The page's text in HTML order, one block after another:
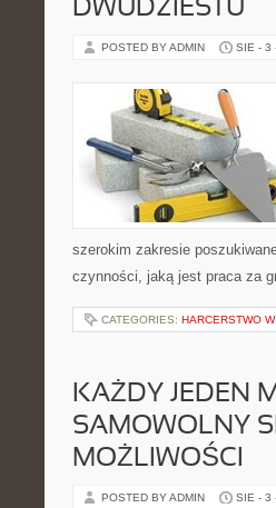
DWUDZIESTU
POSTED BY ADMIN SIE - 3
szerokim zakresie
czynności, jaką jest praca za
CATEGORIES: HARCERSTWO
KAŻDY JEDEN
SAMOWOLNY
MOŻLIWOŚCI
POSTED BY ADMIN SIE - 3